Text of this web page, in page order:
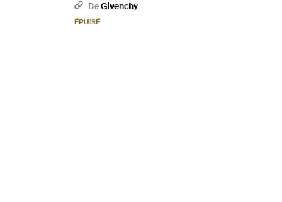
DeGivenchy
ÉPUISÉ